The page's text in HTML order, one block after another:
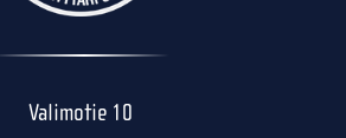
Valimotie 10